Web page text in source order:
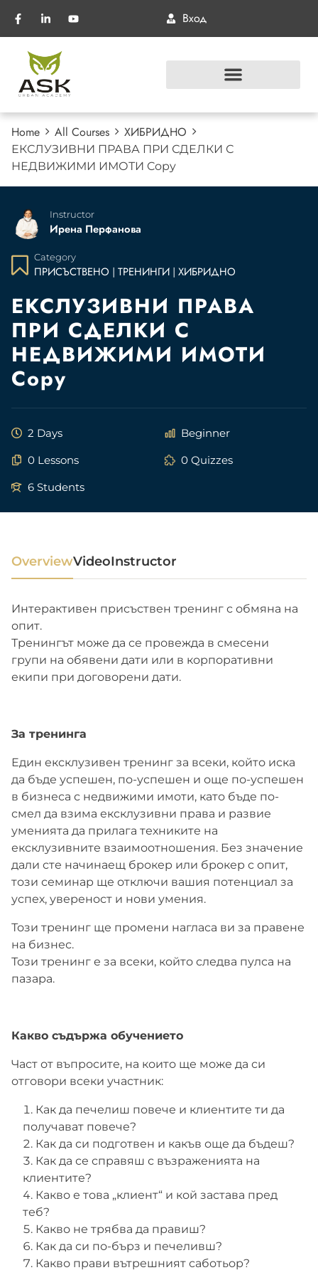
Вход
Home All Courses ХИБРИДНО
ЕКСЛУЗИВНИ ПРАВА ПРИ СДЕЛКИ С
НЕДВИЖИМИ ИМОТИ Copy
Instructor
Ирена Перфанова
Category
ПРИСЪСТВЕНО | ТРЕНИНГИ | ХИБРИДНО
ЕКСЛУЗИВНИ ПРАВА
ПРИ СДЕЛКИ С
НЕДВИЖИМИ ИМОТИ
Copy
2 Days Beginner
0 Lessons 0 Quizzes
6 Students
OverviewVideoInstructor
Интерактивен присъствен тренинг с обмяна на
опит.
Тренингът може да се провежда в смесени
групи на обявени дати или в корпоративни
екипи при договорени дати.
За тренинга
Един ексклузивен тренинг за всеки, който иска
да бъде успешен, по-успешен и още по-успешен
в бизнеса с недвижими имоти, като бъде по-
смел да взима ексклузивни права и развие
уменията да прилага техниките на
ексклузивните взаимоотношения. Без значение
дали сте начинаещ брокер или брокер с опит,
този семинар ще отключи вашия потенциал за
успех, увереност и нови умения.
Този тренинг ще промени нагласа ви за правене
на бизнес.
Този тренинг е за всеки, който следва пулса на
пазара.
Какво съдържа обучението
Част от въпросите, на които ще може да си
отговори всеки участник:
Как да печелиш повече и клиентите ти да
получават повече?
Как да си подготвен и какъв още да бъдеш?
Как да се справяш с възраженията на
клиентите?
Какво е това „клиент“ и кой застава пред
теб?
Какво не трябва да правиш?
Как да си по-бърз и печеливш?
Какво прави вътрешният саботьор?